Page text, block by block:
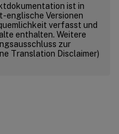
ist in
englische Versionen
verfasst und
enthalten. Weitere
zur
Translation Disclaimer)